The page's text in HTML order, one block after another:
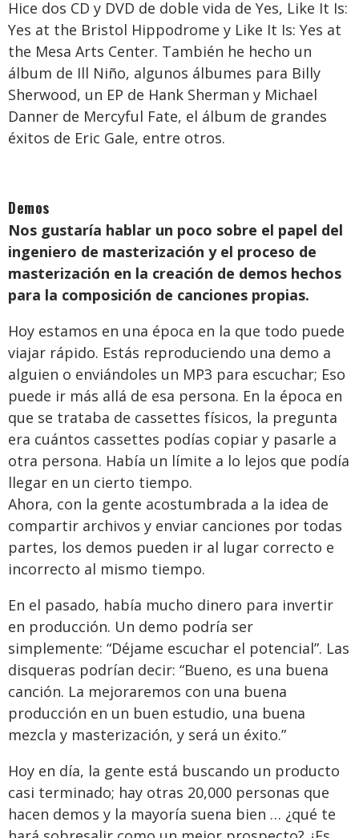
Hice dos CD y DVD de doble vida de Yes, Like It Is:
Yes at the Bristol Hippodrome y Like It Is: Yes at
the Mesa Arts Center. También he hecho un
álbum de Ill Niño, algunos álbumes para Billy
Sherwood, un EP de Hank Sherman y Michael
Danner de Mercyful Fate, el álbum de grandes
éxitos de Eric Gale, entre otros.
Demos
Nos gustaría hablar un poco sobre el papel del
ingeniero de masterización y el proceso de
masterización en la creación de demos hechos
para la composición de canciones propias.
Hoy estamos en una época en la que todo puede
viajar rápido. Estás reproduciendo una demo a
alguien o enviándoles un MP3 para escuchar; Eso
puede ir más allá de esa persona. En la época en
que se trataba de cassettes físicos, la pregunta
era cuántos cassettes podías copiar y pasarle a
otra persona. Había un límite a lo lejos que podía
llegar en un cierto tiempo.
Ahora, con la gente acostumbrada a la idea de
compartir archivos y enviar canciones por todas
partes, los demos pueden ir al lugar correcto e
incorrecto al mismo tiempo.
En el pasado, había mucho dinero para invertir
en producción. Un demo podría ser
simplemente: “Déjame escuchar el potencial”. Las
disqueras podrían decir: “Bueno, es una buena
canción. La mejoraremos con una buena
producción en un buen estudio, una buena
mezcla y masterización, y será un éxito.”
Hoy en día, la gente está buscando un producto
casi terminado; hay otras 20,000 personas que
hacen demos y la mayoría suena bien … ¿qué te